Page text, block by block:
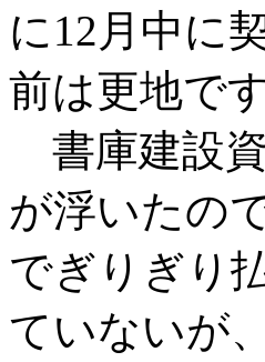
に12月中に
前は更地で
書庫建設
が浮いたの
でぎりぎり
ていないが